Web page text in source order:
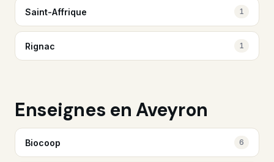
Saint-Affrique 1
Rignac 1
Enseignes en Aveyron
Biocoop 6